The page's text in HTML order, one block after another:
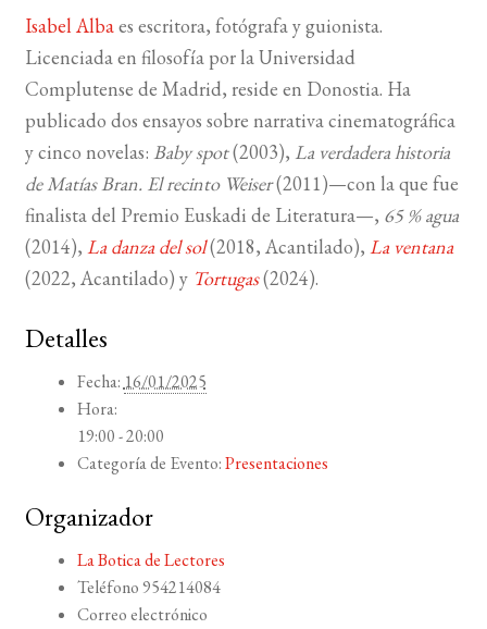
Isabel Albaes escritora, fotógrafa y guionista.
Licenciada en filosofía por la Universidad
Complutense de Madrid, reside en Donostia. Ha
publicado dos ensayos sobre narrativa cinematográfica
y cinco novelas: Baby spot(2003), La verdadera historia
de Matías Bran. El recinto Weiser(2011)—con la que fue
finalista del Premio Euskadi de Literatura—, 65 % agua
(2014), La danza del sol(2018, Acantilado), La ventana
(2022, Acantilado) y Tortugas(2024).
Detalles
Fecha: 16/01/2025
Hora:
19:00 - 20:00
Categoría de Evento:Presentaciones
Organizador
La Botica de Lectores
Teléfono 954214084
Correo electrónico